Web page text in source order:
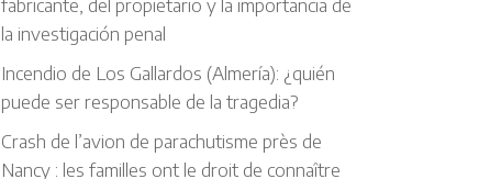
la investigación penal
Incendio de Los Gallardos (Almería): ¿quién
puede ser responsable de la tragedia?
Crash de l’avion de parachutisme près de
Nancy : les familles ont le droit de connaître